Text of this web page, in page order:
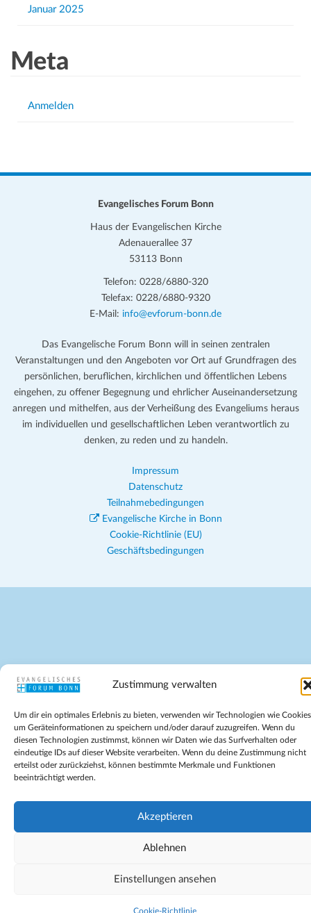
Zustimmung verwalten
Um dir ein optimales Erlebnis zu bieten, verwenden wir Technologien wie
um Geräteinformationen zu speichern und/oder darauf zuzugreifen. Wenn du
diesen Technologien zustimmst, können wir Daten wie das Surfverhalten oder
eindeutige IDs auf dieser Website verarbeiten. Wenn du deine Zustimmung nicht
erteilst oder zurückziehst, können bestimmte Merkmale und Funktionen
beeinträchtigt werden.
Akzeptieren
Ablehnen
Einstellungen ansehen
Cookie-Richtlinie
Januar 2025
Meta
Anmelden
Evangelisches Forum Bonn
Haus der Evangelischen Kirche
Adenauerallee 37
53113 Bonn
Telefon: 0228/6880-320
Telefax: 0228/6880-9320
E-Mail: info@evforum-bonn.de
Das Evangelische Forum Bonn will in seinen zentralen
Veranstaltungen und den Angeboten vor Ort auf Grundfragen des
persönlichen, beruflichen, kirchlichen und öffentlichen Lebens
eingehen, zu offener Begegnung und ehrlicher Auseinandersetzung
anregen und mithelfen, aus der Verheißung des Evangeliums heraus
im individuellen und gesellschaftlichen Leben verantwortlich zu
denken, zu reden und zu handeln.
Impressum
Datenschutz
Teilnahmebedingungen
Evangelische Kirche in Bonn
Cookie-Richtlinie (EU)
Geschäftsbedingungen